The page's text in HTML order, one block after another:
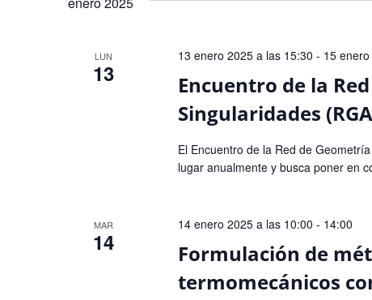
LUN
13
Encuentro de la
Singularidades
13 enero 2025 a las 15:30 - 15
El Encuentro de la Red de
lugar anualmente y busca poner en
MAR
14
Formulación de
termomecánicos
14 enero 2025 a las 10:00 - 14:00